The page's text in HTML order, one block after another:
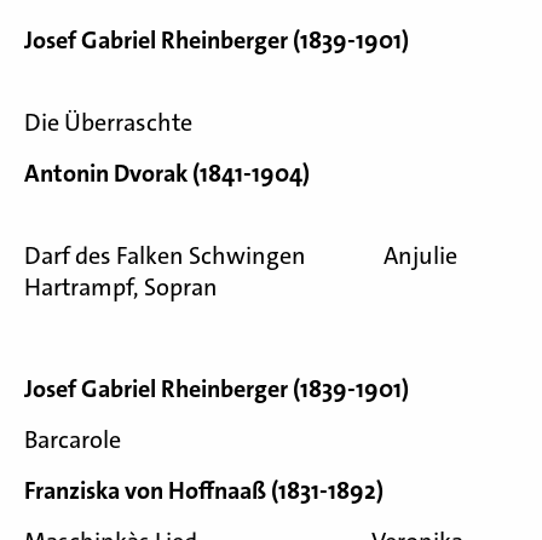
Josef Gabriel Rheinberger (1839-1901)
Die Überraschte
Antonin Dvorak (1841-1904)
Darf des Falken Schwingen Anjulie
Hartrampf, Sopran
Josef Gabriel Rheinberger (1839-1901)
Barcarole
Franziska von Hoffnaaß (1831-1892)